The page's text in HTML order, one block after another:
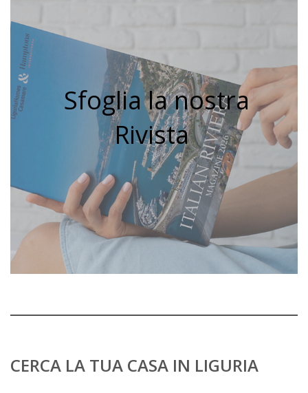
Sfoglia la nostra
Rivista
CERCA LA TUA CASA IN LIGURIA